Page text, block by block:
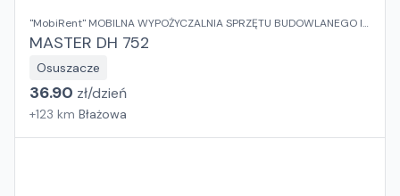
"MobiRent" MOBILNA WYPOŻYCZALNIA SPRZĘTU BUDOWLANEGO I
OGRODOWEGO Jaroslaw Rybka
MASTER DH 752
Osuszacze
36.90 zł/dzień
+123 km Błażowa